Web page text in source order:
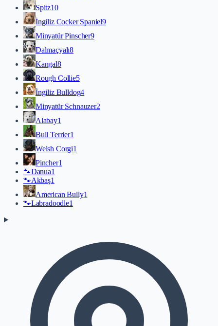
Spitz10
İngiliz Cocker Spaniel9
Minyatür Pinscher9
Dalmaçyalı8
Kangal8
Rough Collie5
İngiliz Bulldog4
Minyatür Schnauzer2
Alabay1
Bull Terrier1
Welsh Corgi1
Pincher1
🐾Danua1
🐾Akbaş1
American Bully1
🐾Labradoodle1